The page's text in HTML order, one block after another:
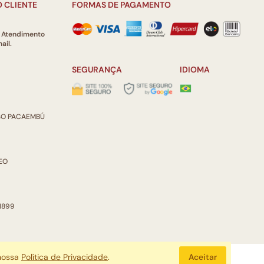
CLIENTE
Atendimento
PACAEMBÚ
FORMAS DE PAGAMENTO
SEGURANÇA IDIOMA
Política de Privacidade. Aceitar